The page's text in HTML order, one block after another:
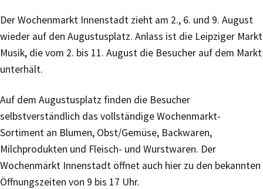
Der Wochenmarkt Innenstadt zieht am 2., 6. und 9. August
wieder auf den Augustusplatz. Anlass ist die Leipziger Markt
Musik, die vom 2. bis 11. August die Besucher auf dem Markt
unterhält.
Auf dem Augustusplatz finden die Besucher
selbstverständlich das vollständige Wochenmarkt-
Sortiment an Blumen, Obst/Gemüse, Backwaren,
Milchprodukten und Fleisch- und Wurstwaren. Der
Wochenmärkt Innenstadt öffnet auch hier zu den bekannten
Öffnungszeiten von 9 bis 17 Uhr.